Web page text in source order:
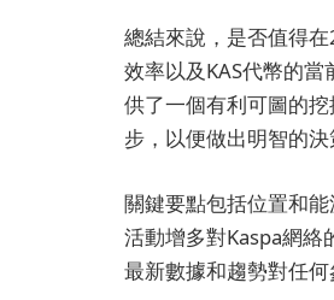
總結來說，是否值得
效率以及KAS代幣的
供了一個有利可圖的
步，以便做出明智的決
關鍵要點包括位置和
活動增多對Kaspa網
最新數據和趨勢對任何